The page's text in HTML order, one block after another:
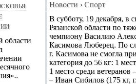
Новости › Спорт
В субботу, 19 декабря,
Рязанской области по
чемпиону Василию
Касимова Люберец. По
г. Касимова не смогла
категория до 56 кг: 1
1 место среди
– Иван Сибилов (175 кг,
области